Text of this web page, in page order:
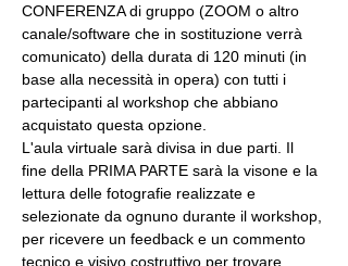
CONFERENZA di gruppo (ZOOM o altro
canale/software che in sostituzione verrà
comunicato) della durata di 120 minuti (in
base alla necessità in opera) con tutti i
partecipanti al workshop che abbiano
acquistato questa opzione.
L'aula virtuale sarà divisa in due parti. Il
fine della PRIMA PARTE sarà la visone e la
lettura delle fotografie realizzate e
selezionate da ognuno durante il workshop,
per ricevere un feedback e un commento
tecnico e visivo costruttivo per trovare